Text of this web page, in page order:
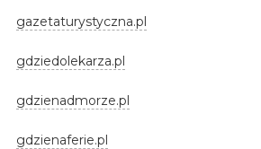
gazetaturystyczna.pl
gdziedolekarza.pl
gdzienadmorze.pl
gdzienaferie.pl